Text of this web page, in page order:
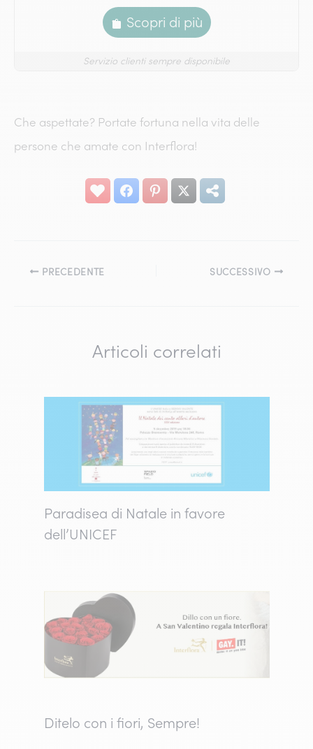
Scopri di più
Servizio clienti sempre disponibile
Che aspettate? Portate fortuna nella vita delle
persone che amate con Interflora!
PRECEDENTE SUCCESSIVO
Articoli correlati
Paradisea di Natale in favore
dell’UNICEF
Ditelo con i fiori, Sempre!